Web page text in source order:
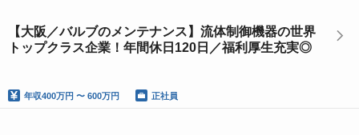
【大阪／バルブのメンテナンス】流体制御機器の世界
トップクラス企業！年間休日120日／福利厚生充実◎
年収400万円 〜 600万円 正社員